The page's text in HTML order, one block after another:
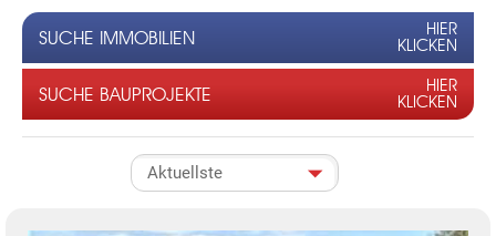
SUCHE IMMOBILIEN
HIER
KLICKEN
SUCHE BAUPROJEKTE
HIER
KLICKEN